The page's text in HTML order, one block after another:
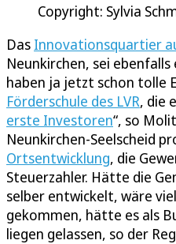
Copyright: Sylvia
Das Innovationsquartier
Neunkirchen, sei
haben ja jetzt schon tolle
Förderschule des LVR, die
erste Investoren“, so
Neunkirchen-Seelscheid
Ortsentwicklung, die
Steuerzahler. Hätte die
selber entwickelt, wäre
gekommen, hätte es als
liegen gelassen, so der